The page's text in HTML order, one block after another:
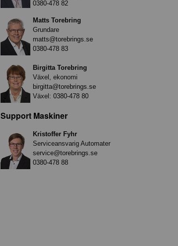
0380-478 82
Matts Torebring
Grundare
matts@torebrings.se
0380-478 83
Birgitta Torebring
Växel, ekonomi
birgitta@torebrings.se
Växel: 0380-478 80
Support Maskiner
Kristoffer Fyhr
Serviceansvarig Automater
service@torebrings.se
0380-478 88